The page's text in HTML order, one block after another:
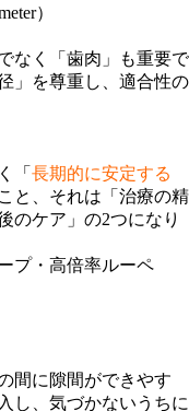
）
なく「歯肉」も重要で
」を尊重し、適合性の
「 長期的に安定する
と、それは「 治療の精
のケア 」の2つになり
プ・高倍率ルーペ
間に隙間ができやす
し、気づかないうちに